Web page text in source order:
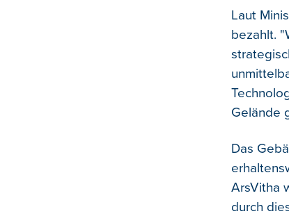
Laut
bezahlt.
Gelände
Das
ArsVitha
durch